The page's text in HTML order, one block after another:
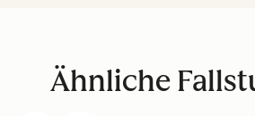
Ähnliche